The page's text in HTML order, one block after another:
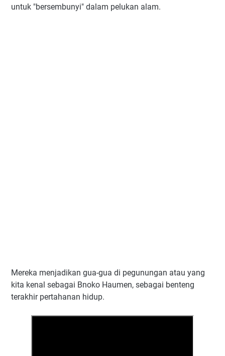
untuk "bersembunyi" dalam pelukan alam.
Mereka menjadikan gua-gua di pegunungan atau yang
kita kenal sebagai Bnoko Haumen, sebagai benteng
terakhir pertahanan hidup.